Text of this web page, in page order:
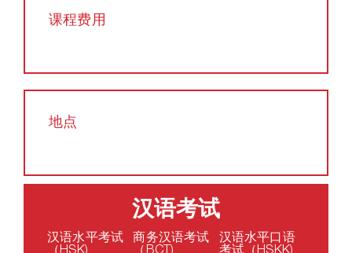
课程费用
地点
汉语考试
汉语水平考试
商务汉语考试
汉语水平口语